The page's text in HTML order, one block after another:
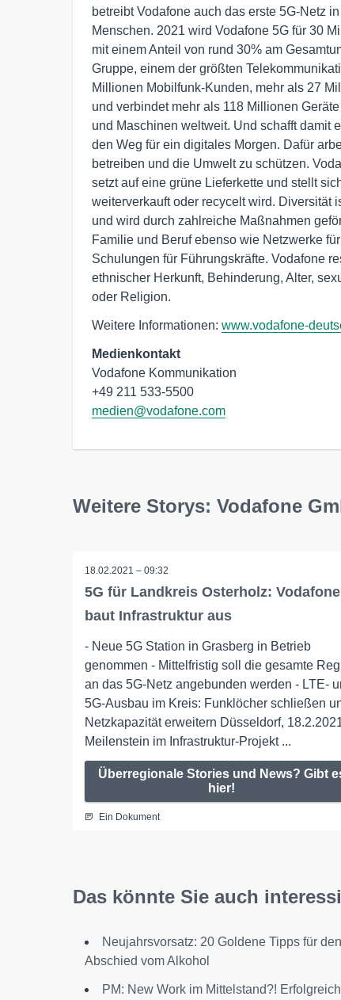
betreibt Vodafone auch das erste 5G-Netz
Menschen. 2021 wird Vodafone 5G für 30
mit einem Anteil von rund 30% am
Gruppe, einem der größten
Millionen Mobilfunk-Kunden, mehr als 27
und verbindet mehr als 118 Millionen
und Maschinen weltweit. Und schafft damit
den Weg für ein digitales Morgen. Dafür
betreiben und die Umwelt zu schützen.
setzt auf eine grüne Lieferkette und stellt
weiterverkauft oder recycelt wird. Diversität
und wird durch zahlreiche Maßnahmen
Familie und Beruf ebenso wie Netzwerke
Schulungen für Führungskräfte. Vodafone
ethnischer Herkunft, Behinderung, Alter,
oder Religion.
Weitere Informationen: www.vodafone-
Medienkontakt
Vodafone Kommunikation
medien@vodafone.com
Weitere Storys: Vodafone
18.02.2021 – 09:32
5G für Landkreis Osterholz: Vodafone
baut Infrastruktur aus
- Neue 5G Station in Grasberg in Betrieb
genommen - Mittelfristig soll die gesamte
an das 5G-Netz angebunden werden - LTE-
5G-Ausbau im Kreis: Funklöcher schließen
Netzkapazität erweitern Düsseldorf,
Meilenstein im Infrastruktur-Projekt ...
Überregionale Stories und News? Gibt
hier!
Ein Dokument
Das könnte Sie auch
Neujahrsvorsatz: 20 Goldene Tipps für den
Abschied vom Alkohol
PM: New Work im Mittelstand?!